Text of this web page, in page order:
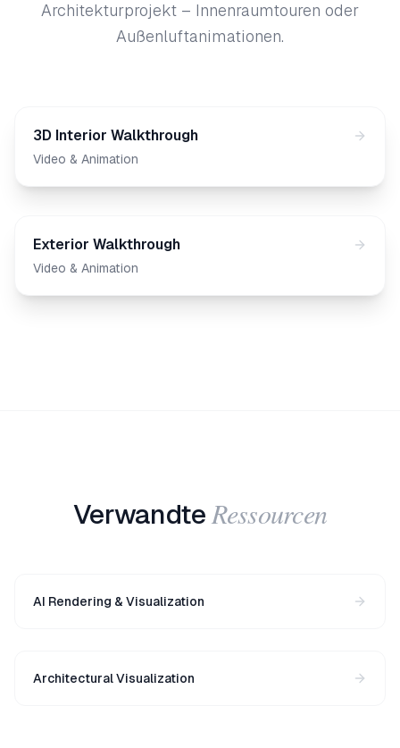
Architekturprojekt – Innenraumtouren oder
Außenluftanimationen.
3D Interior Walkthrough
Video & Animation
Exterior Walkthrough
Video & Animation
Verwandte Ressourcen
AI Rendering & Visualization
Architectural Visualization